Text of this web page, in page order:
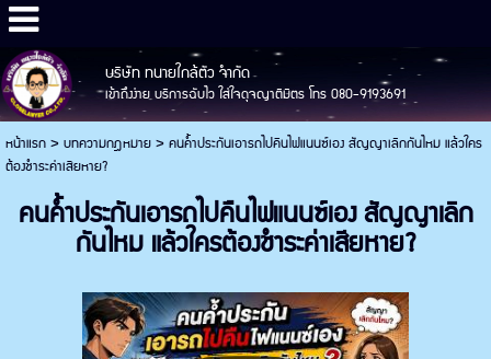
บริษัท ทนายใกล้ตัว จำกัด
เข้าถึงง่าย บริการฉับไว ใส่ใจดุจญาติมิตร โทร 080-9193691
หน้าแรก>บทความกฎหมาย>คนค้ำประกันเอารถไปคืนไฟแนนซ์เอง สัญญาเลิกกันไหม แล้วใคร
ต้องชำระค่าเสียหาย?
คนค้ำประกันเอารถไปคืนไฟแนนซ์เอง สัญญาเลิก
กันไหม แล้วใครต้องชำระค่าเสียหาย?